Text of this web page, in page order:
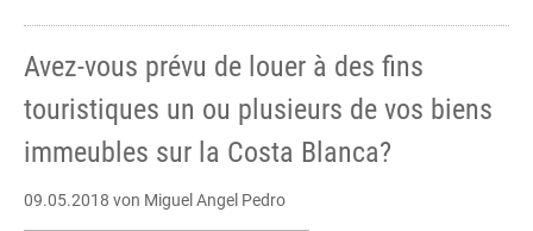
Бланке
планируете
сдавать
в
Avez-vous prévu de louer à des fins
touristiques un ou plusieurs de vos biens
immeubles sur la Costa Blanca?
09.05.2018 von Miguel Angel Pedro